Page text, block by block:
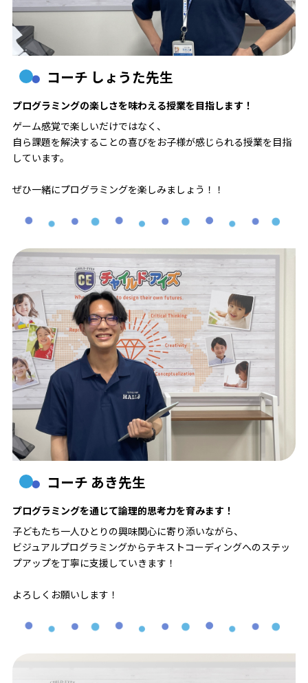
コーチ しょうた先生
プログラミングの楽しさを味わえる授業を目指します！
ゲーム感覚で楽しいだけではなく、
自ら課題を解決することの喜びをお子様が感じられる授業を目指
しています。
ぜひ一緒にプログラミングを楽しみましょう！！
コーチ あき先生
プログラミングを通じて論理的思考力を育みます！
子どもたち一人ひとりの興味関心に寄り添いながら、
ビジュアルプログラミングからテキストコーディングへのステッ
プアップを丁寧に支援していきます！
よろしくお願いします！